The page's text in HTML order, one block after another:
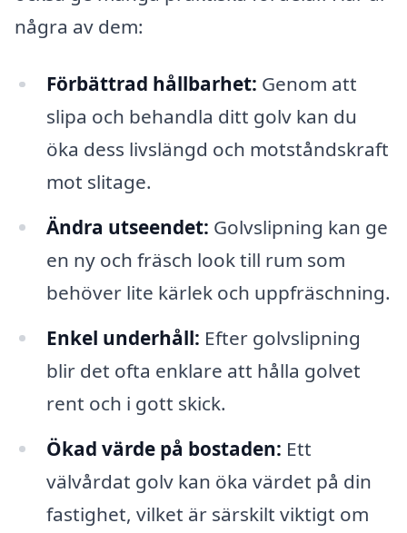
några av dem:
Förbättrad hållbarhet: Genom att
slipa och behandla ditt golv kan du
öka dess livslängd och motståndskraft
mot slitage.
Ändra utseendet: Golvslipning kan ge
en ny och fräsch look till rum som
behöver lite kärlek och uppfräschning.
Enkel underhåll: Efter golvslipning
blir det ofta enklare att hålla golvet
rent och i gott skick.
Ökad värde på bostaden: Ett
välvårdat golv kan öka värdet på din
fastighet, vilket är särskilt viktigt om